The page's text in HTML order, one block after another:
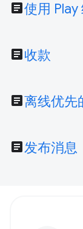
article使用 Play
article收款
article离线优先
article发布消息